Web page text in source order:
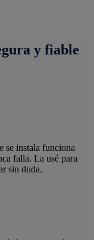
y fiable
se instala funciona
falla. La usé para
sin duda.